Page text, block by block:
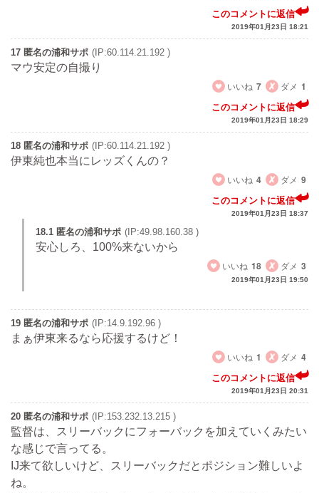
このコメントに返信
2019年01月23日 18:21
17 匿名の浦和サポ (IP:60.114.21.192 )
マウ安定の自撮り
いいね 7 ダメ 1
このコメントに返信
2019年01月23日 18:29
18 匿名の浦和サポ (IP:60.114.21.192 )
伊東純也本当にレッズくんの？
いいね 4 ダメ 9
このコメントに返信
2019年01月23日 18:37
18.1 匿名の浦和サポ (IP:49.98.160.38 )
安心しろ、100%来ないから
いいね 18 ダメ 3
2019年01月23日 19:50
19 匿名の浦和サポ (IP:14.9.192.96 )
まぁ伊東来るなら応援するけど！
いいね 1 ダメ 4
このコメントに返信
2019年01月23日 20:31
20 匿名の浦和サポ (IP:153.232.13.215 )
監督は、スリーバックにフォーバックを加えていくみたい
な感じで言ってる。
IJ来て欲しいけど、スリーバックだとポジション難しいよ
ね。